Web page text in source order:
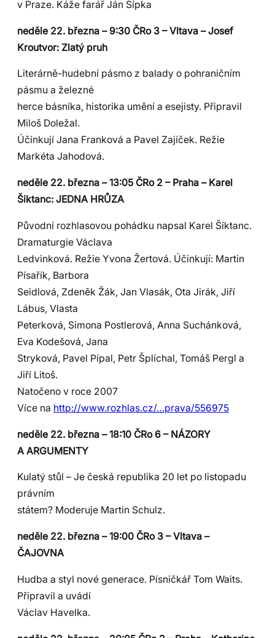
v Praze. Káže farář Ján Šípka
neděle 22. března – 9:30 ČRo 3 – Vltava – Josef
Kroutvor: Zlatý pruh
Literárně-hudební pásmo z balady o pohraničním
pásmu a železné
herce básníka, historika umění a esejisty. Připravil
Miloš Doležal.
Účinkují Jana Franková a Pavel Zajíček. Režie
Markéta Jahodová.
neděle 22. března – 13:05 ČRo 2 – Praha – Karel
Šiktanc: JEDNA HRŮZA
Původní rozhlasovou pohádku napsal Karel Šiktanc.
Dramaturgie Václava
Ledvinková. Režie Yvona Žertová. Účinkují: Martin
Písařík, Barbora
Seidlová, Zdeněk Žák, Jan Vlasák, Ota Jirák, Jiří
Lábus, Vlasta
Peterková, Simona Postlerová, Anna Suchánková,
Eva Kodešová, Jana
Stryková, Pavel Pípal, Petr Šplíchal, Tomáš Pergl a
Jiří Litoš.
Natočeno v roce 2007
Více na http://www.rozhlas.cz/…prava/556975
neděle 22. března – 18:10 ČRo 6 – NÁZORY
A ARGUMENTY
Kulatý stůl – Je česká republika 20 let po listopadu
právním
státem? Moderuje Martin Schulz.
neděle 22. března – 19:00 ČRo 3 – Vltava –
ČAJOVNA
Hudba a styl nové generace. Písničkář Tom Waits.
Připravil a uvádí
Václav Havelka.